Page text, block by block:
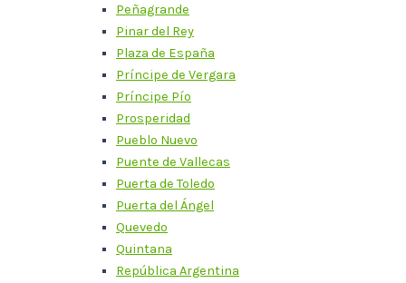
Peñagrande
Pinar del Rey
Plaza de España
Príncipe de Vergara
Príncipe Pío
Prosperidad
Pueblo Nuevo
Puente de Vallecas
Puerta de Toledo
Puerta del Ángel
Quevedo
Quintana
República Argentina